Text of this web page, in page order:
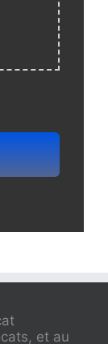
et au